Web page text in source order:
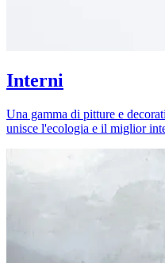
Interni
Una gamma di pitture e
unisce l'ecologia e il miglior